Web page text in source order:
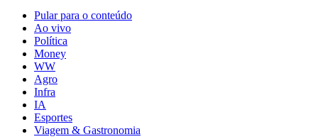
Pular para o conteúdo
Ao vivo
Política
Money
WW
Agro
Infra
IA
Esportes
Viagem & Gastronomia